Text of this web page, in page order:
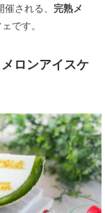
される、 完熟メ
です。
ロンアイスケ